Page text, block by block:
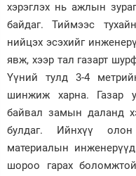
хэрэглэх нь ажлын
байдаг. Тиймээс
нийцэх эсэхийг
явж, хээр тал газарт
Үүний тулд 3-4
шинжиж харна. Газар
байвал замын даланд
булдаг. Ийнхүү
материалын
шороо гарах